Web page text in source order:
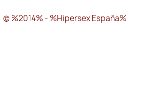
© %2014% - %Hipersex España%